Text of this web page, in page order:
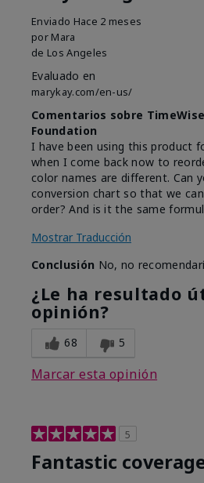
Enviado Hace 2 meses
por Mara
de Los Angeles
Evaluado en
marykay.com/en-us/
Comentarios sobre
Foundation
I have been using this product
when I come back now to
color names are different. Can
conversion chart so that we
order? And is it the same
Mostrar Traducción
Conclusión No, no
¿Le ha resultado
opinión?
68 5
Marcar esta opinión
5
Fantastic